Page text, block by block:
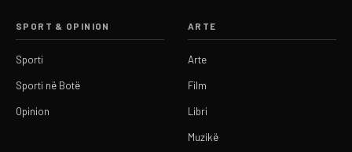
SPORT & OPINION
Sporti
Sporti në Botë
Opinion
ARTE
Arte
Film
Libri
Muzikë